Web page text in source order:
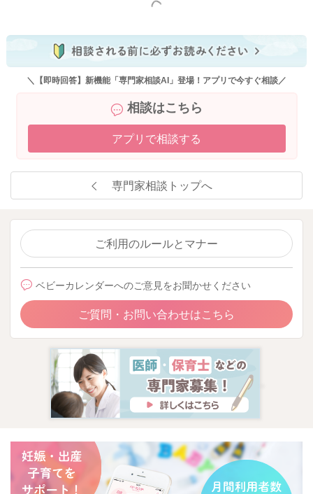
赤ちゃんは水分のみの摂取になりますので水っぽいうんちにな
回数も少ないので、下痢ではありませんよ。
またお顔がまだ小さく、お顔の中にあるお鼻の奥なども狭くな
そうするとよく鼻詰まりのような音もすることがあるかもしれ
棒浣腸をそのタイミングでされてみるのもいいかもしれませ
ん。
ください。
また呼吸中枢がまだ未熟なこともありますので、数秒間ほど呼
吸を止めていることは少なくなりません。
その後に少しはかはかして見せることは多いですよ。
よかったら参考になさってみてください。
どうぞよろしくお願いします。
2025/9/19 20:58
もっと見る
＼【即時回答】新機能「専門家相談AI」登場！アプリで今すぐ相談／
相談はこちら
アプリで相談する
専門家相談トップへ
ご利用のルールとマナー
ベビーカレンダーへのご意見をお聞かせください
ご質問・お問い合わせはこちら